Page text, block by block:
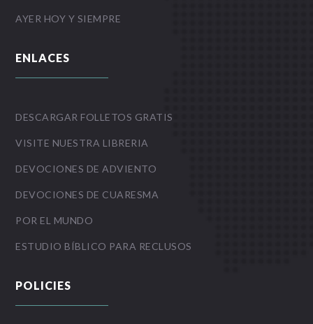
AYER HOY Y SIEMPRE
ENLACES
DESCARGAR FOLLETOS GRATIS
VISITE NUESTRA LIBRERIA
DEVOCIONES DE ADVIENTO
DEVOCIONES DE CUARESMA
POR EL MUNDO
ESTUDIO BÍBLICO PARA RECLUSOS
POLICIES